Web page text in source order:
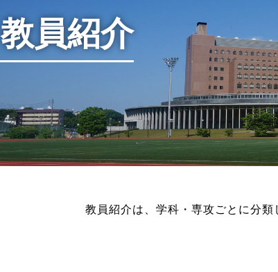
教員紹介
教員紹介は、学科・専攻ごとに分